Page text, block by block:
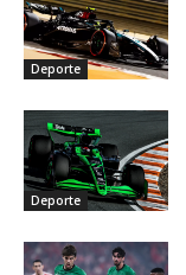
Deporte
Deporte